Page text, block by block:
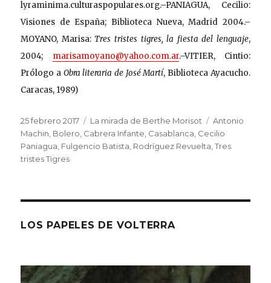
lyraminima.culturaspopulares.org.–PANIAGUA, Cecilio:
Visiones de España; Biblioteca Nueva, Madrid 2004.–
MOYANO, Marisa:Tres tristes tigres, la fiesta del lenguaje,
2004; marisamoyano@yahoo.com.ar.–VITIER, Cintio:
Prólogo a Obra literaria de José Martí, Biblioteca Ayacucho.
Caracas, 1989)
Publicado
el
25 febrero 2017 Categorías
La mirada de Berthe Morisot Etiquetas
Antonio
Machin Bolero Cabrera Infante Casablanca Cecilio
Paniagua Fulgencio Batista Rodríguez Revuelta ,Tres
tristes Tigres
LOS PAPELES DE VOLTERRA